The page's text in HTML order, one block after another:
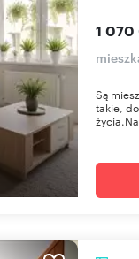
1 070
Są
takie,